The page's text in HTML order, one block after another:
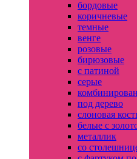
бордовые
коричневые
темные
венге
розовые
бирюзовые
с патиной
серые
под дерево
слоновая
белые с
металлик
со